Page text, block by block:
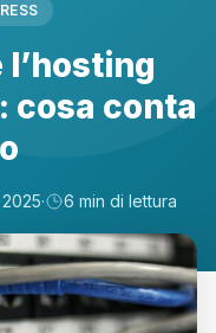
cosa conta
· 6 min di lettura